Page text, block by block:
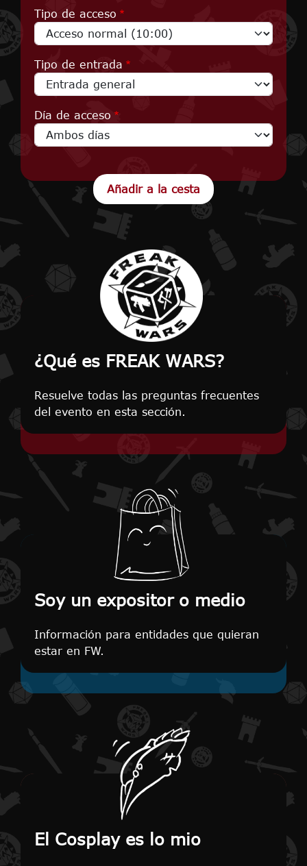
Tipo de acceso
Tipo de entrada
Día de acceso
¿Qué es FREAK WARS?
Resuelve todas las preguntas frecuentes
del evento en esta sección.
Soy un expositor o medio
Información para entidades que quieran
estar en FW.
El Cosplay es lo mio